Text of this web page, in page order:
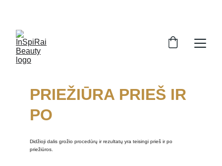
PRIEŽIŪRA PRIEŠ IR
PO
Didžioji dalis grožio procedūrų ir rezultatų yra teisingi prieš ir po
priežiūros.